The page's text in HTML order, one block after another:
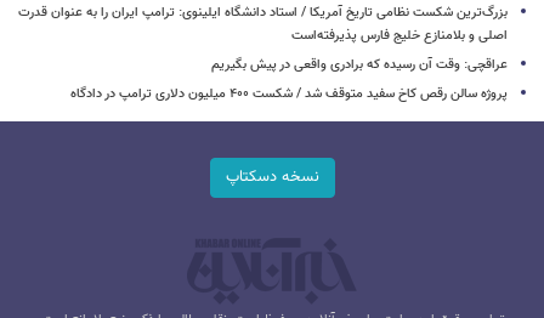
بزرگ‌ترین شکست نظامی تاریخ آمریکا / استاد دانشگاه ایلینوی: ترامپ ایران را به عنوان قدرت
اصلی و بلامنازع خلیج فارس پذیرفته‌است
عراقچی: وقت آن رسیده که برادری واقعی در پیش بگیریم
پروژه سالن رقص کاخ سفید متوقف شد / شکست ۴۰۰ میلیون دلاری ترامپ در دادگاه
نسخه دسکتاپ